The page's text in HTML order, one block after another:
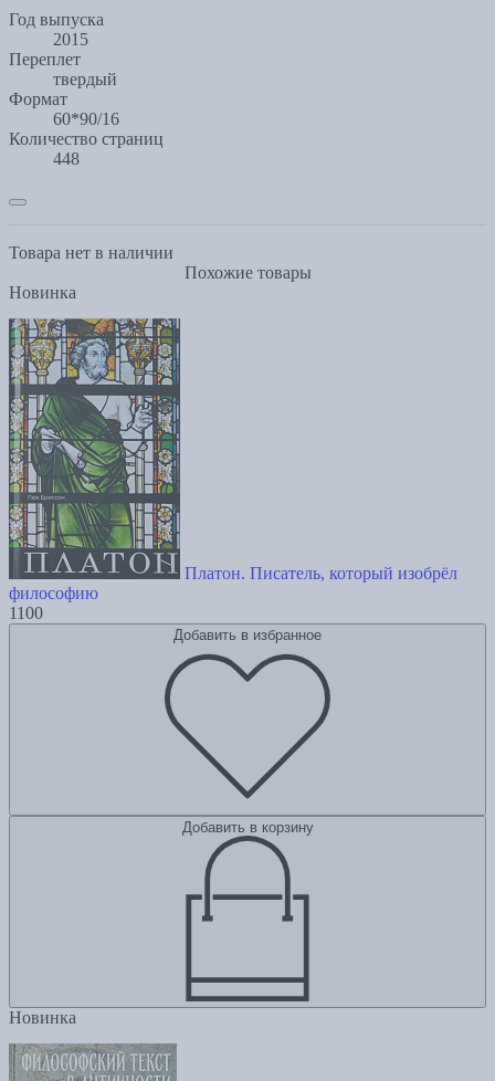
Год выпуска
2015
Переплет
твердый
Формат
60*90/16
Количество страниц
448
Товара нет в наличии
Похожие товары
Новинка
Платон. Писатель, который изобрёл
философию
1100
Добавить в избранное
Добавить в корзину
Новинка